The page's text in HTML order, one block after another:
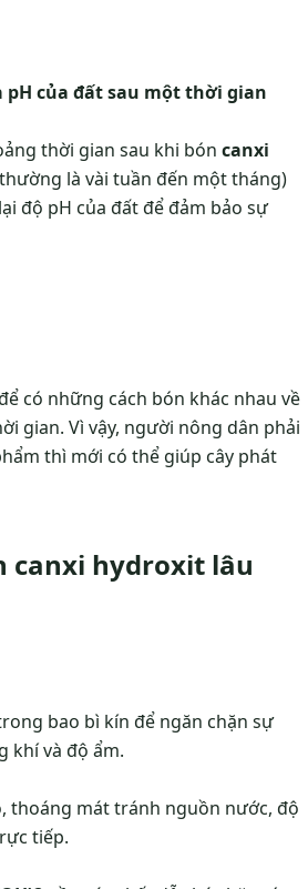
pH của đất sau một thời gian
thời gian sau khi bón canxi
là vài tuần đến một tháng)
độ pH của đất để đảm bảo sự
có những cách bón khác nhau về
gian. Vì vậy, người nông dân phải
thì mới có thể giúp cây phát
canxi hydroxit lâu
bao bì kín để ngăn chặn sự
khí và độ ẩm.
thoáng mát tránh nguồn nước, độ
tiếp.